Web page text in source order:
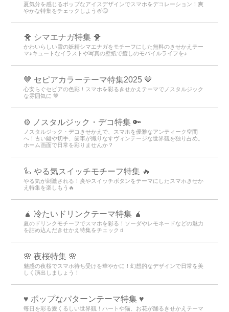
夏気分を感じるポップなアイスデザインでスマホをデコレーション！爽
やかな特集をチェックしよう🍧😋
🐥 シマエナガ特集 🐥
かわいらしい雪の妖精シマエナガをモチーフにした無料のきせかえテー
マ♪キュートなイラストや写真の壁紙で癒しのモバイルライフを♪
🤎 セピアカラーテーマ特集2025 🤎
心安らぐセピアの色彩！スマホを彩るきせかえテーマでノスタルジック
な雰囲気に 🤎
⚙️ ノスタルジック・デコ特集 🔑
ノスタルジック・デコきせかえで、スマホを優雅なアンティーク空間
へ！古い鍵や切手、歯車が織りなすヴィンテージな世界観を独り占め。
ホーム画面で日常を彩りませんか？
🦾 やる気スイッチモチーフ特集 🔥
やる気が刺激される！炎やスイッチボタンをテーマにしたスマホきせか
え特集を楽しもう🔥
🧉 冷たいドリンクテーマ特集 🧉
夏のドリンクモチーフでスマホを彩る！ソーダやレモネードなどの魅力
を詰め込んだきせかえ特集をチェック🧃
🌸 夜桜特集 🌸
魅惑の夜桜でスマホ待ち受けを華やかに！幻想的なデザインで日常を美
しく演出しましょう！
♥️ ポップなパターンテーマ特集 ♥️
毎日を彩る愛くるしい世界観！ハートや猫、お花が踊るきせかえテーマ